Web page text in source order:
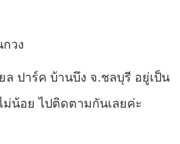
วง
ล ปาร์ค บ้านบึง จ.ชลบุรี อยู่เป็น
น้อย ไปติดตามกันเลยค่ะ